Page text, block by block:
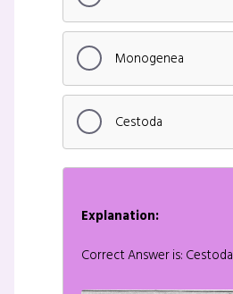
Monogenea
Cestoda
Explanation:
Correct Answer is: Cestoda